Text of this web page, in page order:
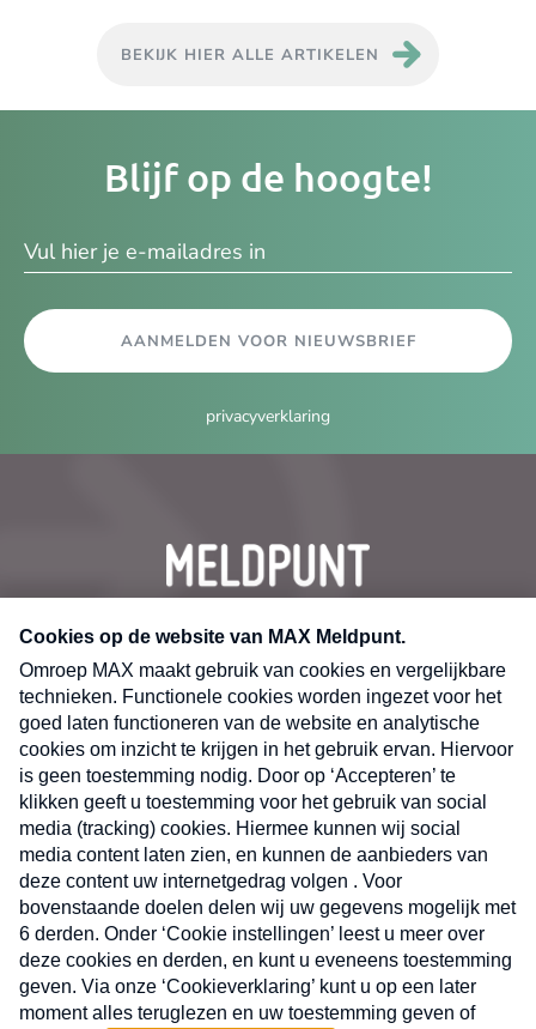
BEKIJK HIER ALLE ARTIKELEN
Blijf op de hoogte!
AANMELDEN VOOR NIEUWSBRIEF
privacyverklaring
CONTACT
Volg ons op
X
Nieuwsbrief
Neem hier een gratis abonnement op de MAX
Consumenten nieuwsbrief. Elke maandag en